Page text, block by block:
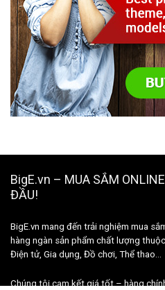
BigE.vn – MUA SẮM
ĐẦU!
BigE.vn mang đến trải nghiệm mua
hàng ngàn sản phẩm chất lượng
Điện tử, Gia dụng, Đồ chơi, Thể thao…
Chúng tôi cam kết giá tốt – hàng